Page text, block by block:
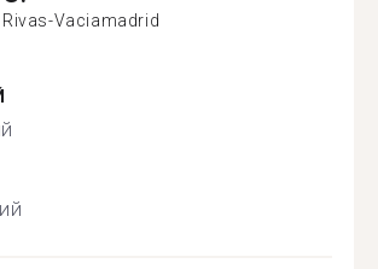
Rivas-Vaciamadrid